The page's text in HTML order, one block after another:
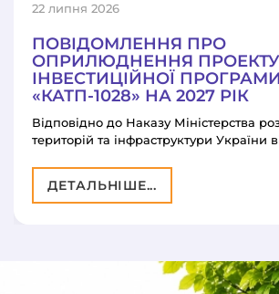
22 липня 2026
ПОВІДОМЛЕННЯ ПРО
ОПРИЛЮДНЕННЯ ПРОЕКТУ
ІНВЕСТИЦІЙНОЇ
«КАТП-1028» НА 2027 РІК
Відповідно до Наказу Міністерства
територій та інфраструктури України
ДЕТАЛЬНІШЕ...